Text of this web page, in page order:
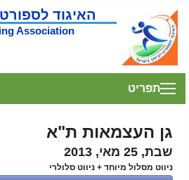
האיגוד
Association
תפריט
גן העצמאות ת"א
שבת, 25 מאי, 2013
ניווט מסלול מיוחד + ניווט סלולרי